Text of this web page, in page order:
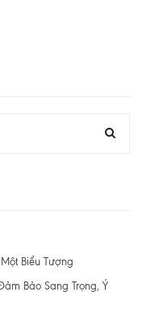
Biểu Tượng
Bảo Sang Trọng, Ý